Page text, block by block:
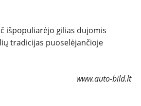
išpopuliarėjo gilias dujomis
tradicijas puoselėjančioje
www.auto-bild.lt